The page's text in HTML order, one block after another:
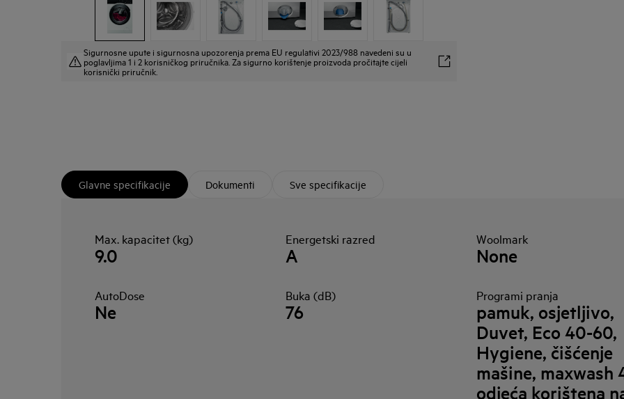
Sigurnosne upute i sigurnosna upozorenja prema EU regulativi 2023/988 navedeni su u
poglavljima 1 i 2 korisničkog priručnika. Za sigurno korištenje proizvoda pročitajte cijeli
korisnički priručnik.
Glavne specifikacije Dokumenti Sve specifikacije
Max. kapacitet (kg)
9.0
Energetski razred
A
Woolmark
None
AutoDose
Ne
Buka (dB)
76
Programi pranja
pamuk, osjetljivo,
Duvet, Eco 40-60,
Hygiene, čišćenje
mašine, maxwash
odjeća korištena